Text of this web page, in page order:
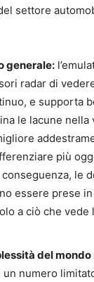
settore
generale:
radar di
e supporta
le lacune nella
più
le
essere prese
a ciò che vede
del mondo
un numero